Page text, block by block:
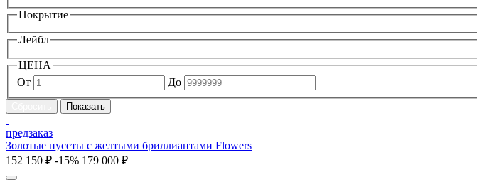
Покрытие
Лейбл
ЦЕНА
От
До
предзаказ
Золотые пусеты с желтыми бриллиантами Flowers
152 150 ₽ -15% 179 000 ₽